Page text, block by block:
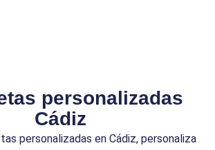
personalizadas
Cádiz
personalizadas en Cádiz, personaliza